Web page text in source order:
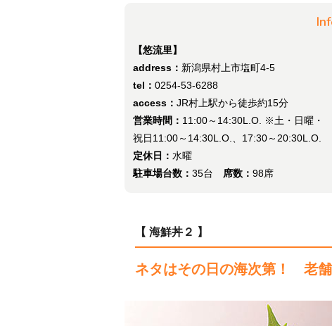
【悠流里】
address： 新潟県村上市塩町4-5
tel： 0254-53-6288
access： JR村上駅から徒歩約15分
営業時間： 11:00～14:30L.O. ※土・日曜・
祝日11:00～14:30L.O.、17:30～20:30L.O.
定休日： 水曜
駐車場台数： 35台 席数： 98席
【 海鮮丼２ 】
ネタはその日の海次第！ 老舗